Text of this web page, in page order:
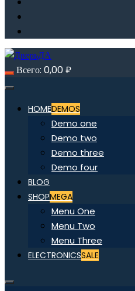
Всего: 0,00₽
HOMEDEMOS
Demo one
Demo two
Demo three
Demo four
BLOG
SHOPMEGA
Menu One
Menu Two
Menu Three
ELECTRONICSSALE